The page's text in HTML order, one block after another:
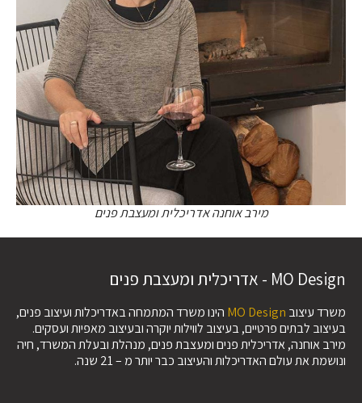
מירב אוחנה אדריכלית ומעצבת פנים
MO Design - אדריכלית ומעצבת פנים
משרד עיצוב MO Design הינו משרד המתמחה באדריכלות ועיצוב פנים,
בעיצוב לבתים פרטיים, בעיצוב לווילות יוקרה ובעיצוב מאפיות ועסקים.
מירב אוחנה, אדריכלית פנים ומעצבת פנים, מנהלת ובעלת המשרד, חיה
ונושמת את עולם האדריכלות והעיצוב כבר יותר מ – 21 שנה.